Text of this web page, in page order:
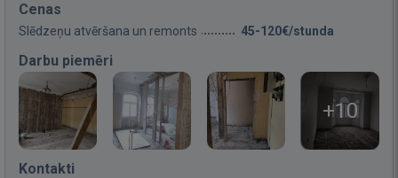
Cenas
Slēdzeņu atvēršana un remonts 45-120€/stunda
Darbu piemēri
+10
Kontakti